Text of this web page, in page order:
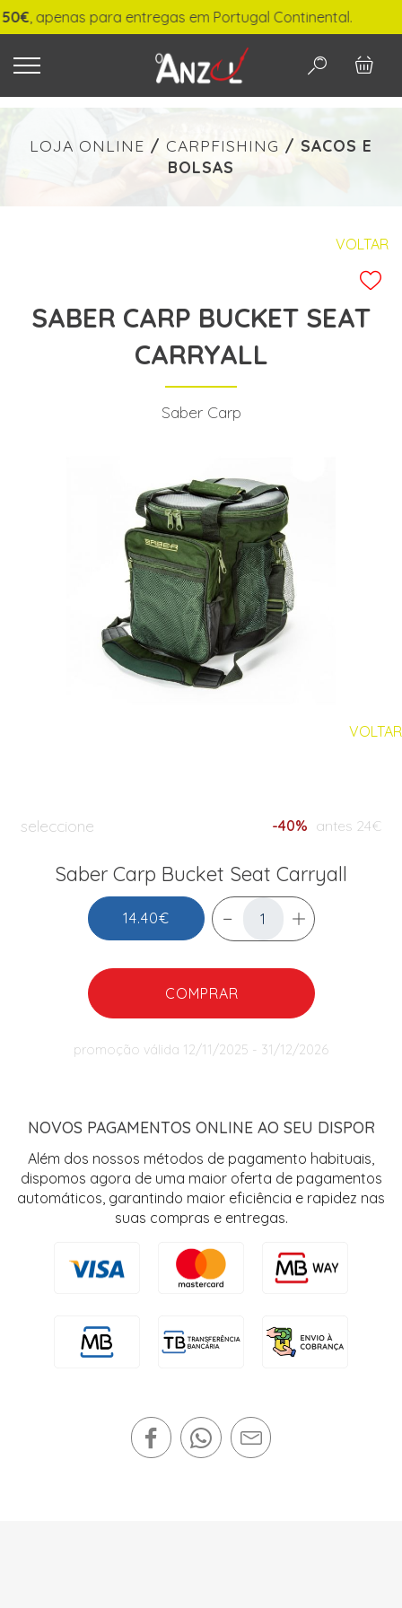
O QUE PROCURA?
-
PESQUISAR
, apenas para entregas em Portugal Continental.
LOJA ONLINE / CARPFISHING / SACOS E
BOLSAS
VOLTAR
SABER CARP BUCKET SEAT
CARRYALL
Saber Carp
VOLTAR
seleccione -40% antes 24€
Saber Carp Bucket Seat Carryall
14.40€
COMPRAR
promoção válida 12/11/2025 - 31/12/2026
NOVOS PAGAMENTOS ONLINE AO SEU DISPOR
Além dos nossos métodos de pagamento habituais,
dispomos agora de uma maior oferta de pagamentos
automáticos, garantindo maior eficiência e rapidez nas
suas compras e entregas.